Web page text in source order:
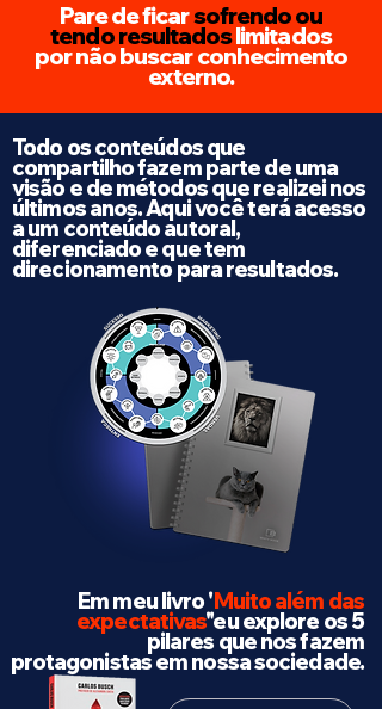
Pare de ficarsofrendo ou
tendo resultadoslimitados
por não buscar conhecimento
externo.
Todo os conteúdos que
compartilho fazem parte de uma
visão e de métodos que realizei nos
últimos anos. Aqui você terá acesso
a um conteúdo autoral,
diferenciado e que tem
direcionamento para resultados.
Em meu livro 'Muito além das
expectativas"eu explore os 5
pilares que nos fazem
protagonistas em nossa sociedade.